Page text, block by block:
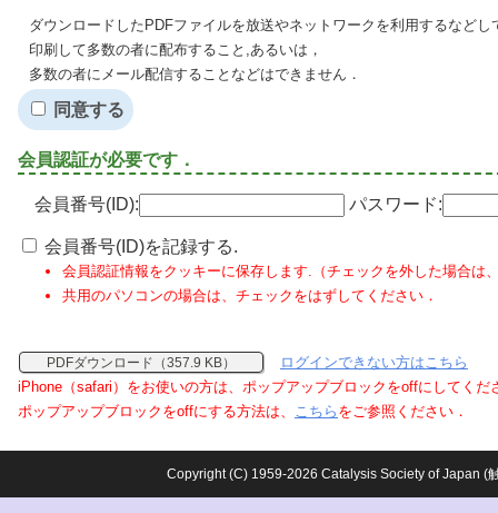
ダウンロードしたPDFファイルを放送やネットワークを利用するなど
印刷して多数の者に配布すること,あるいは，
多数の者にメール配信することなどはできません．
同意する
会員認証が必要です．
会員番号(ID): パスワード:
会員番号(ID)を記録する.
会員認証情報をクッキーに保存します.（チェックを外した場合は
共用のパソコンの場合は、チェックをはずしてください．
PDFダウンロード（357.9 KB）
ログインできない方はこちら
iPhone（safari）をお使いの方は、ポップアップブロックをoffにしてくだ
ポップアップブロックをoffにする方法は、 こちら をご参照ください．
Copyright (C) 1959-2026 Catalysis Society of Japan (